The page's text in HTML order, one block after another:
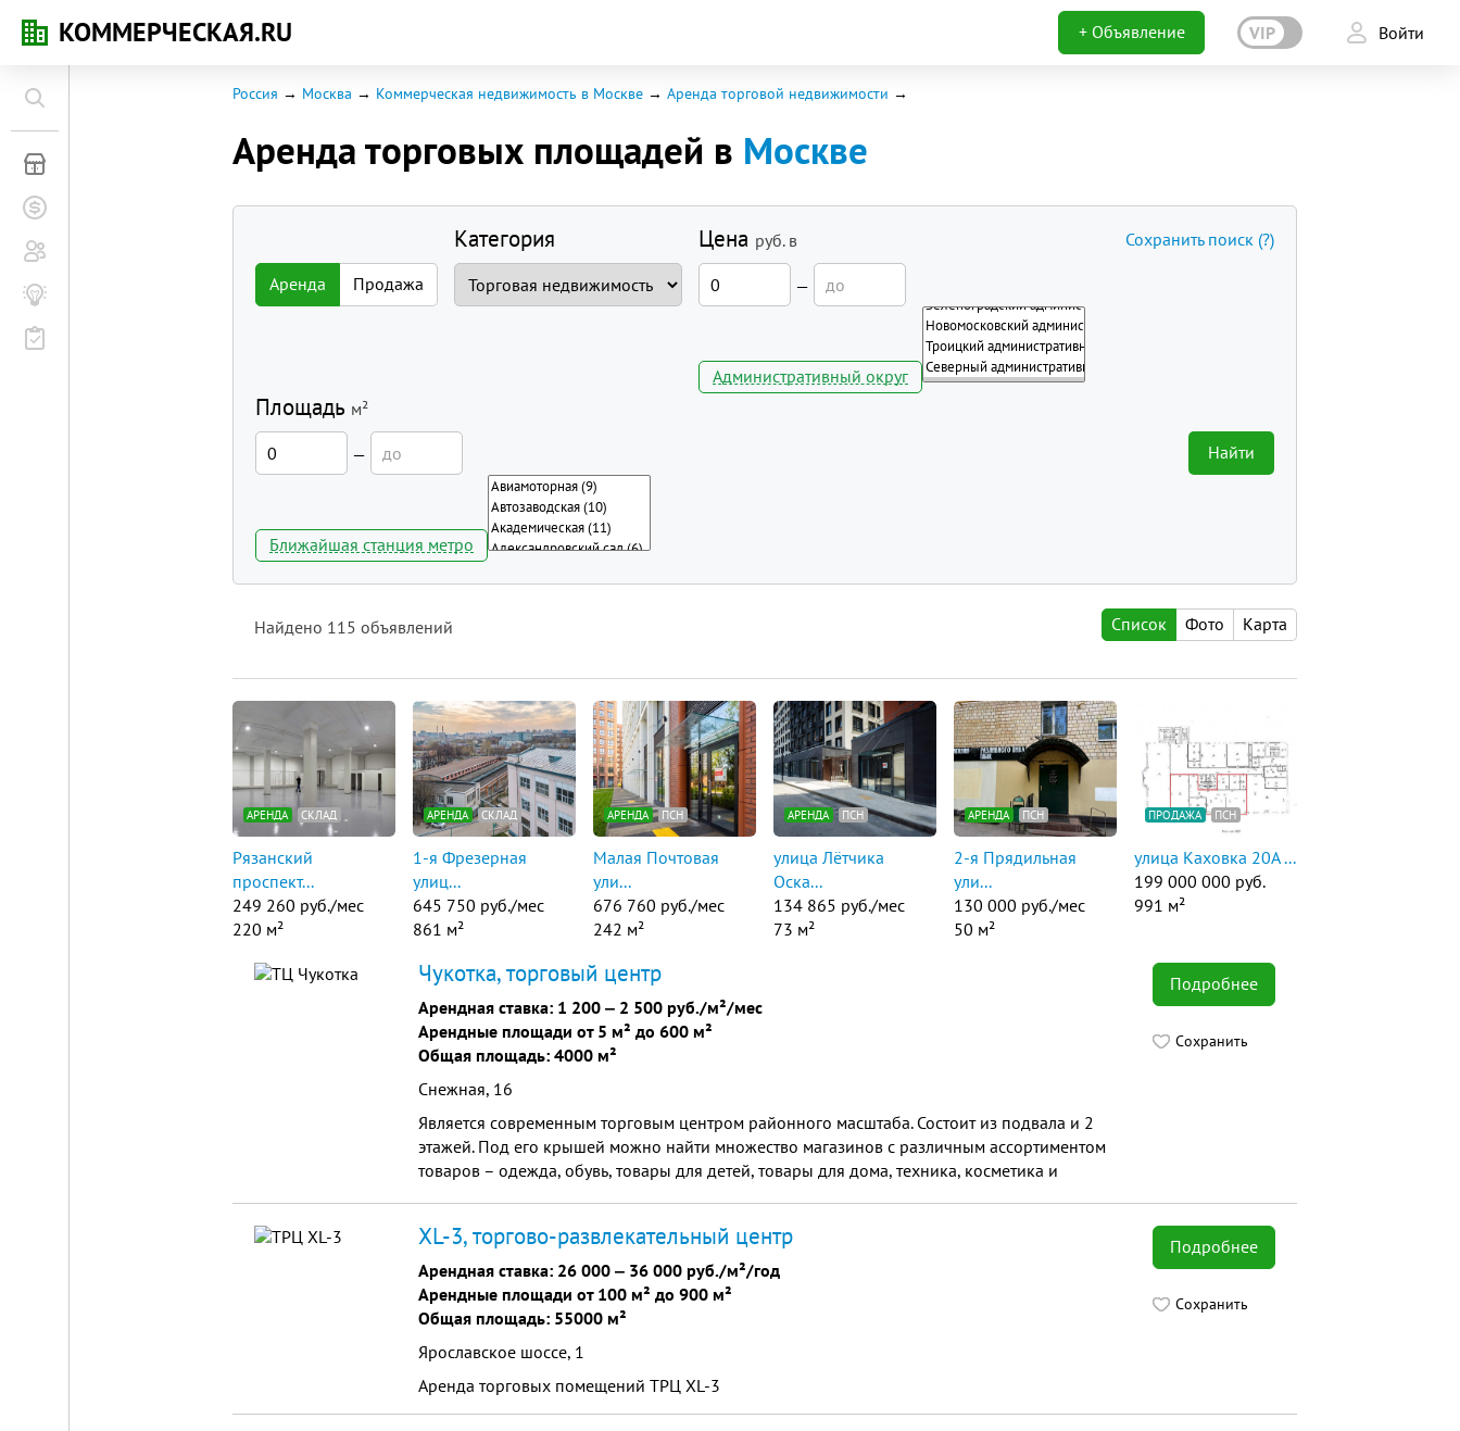
КОММЕРЧЕСКАЯ.RU + Объявление VIP Войти
Коммерческая недвижимость
Россия Москва Коммерческая недвижимость в Москве Аренда торговой недвижимости
Аренда торговых площадей в Москве
Аренда Продажа
Категория Цена руб. в
—
Административный округ
Площадь м²
—
Ближайшая станция метро
Найти
Сохранить поиск (?)
Найдено 115 объявлений Список Фото Карта
АРЕНДА СКЛАД
Рязанский
проспект...
249 260 руб./мес
220 м²
АРЕНДА СКЛАД
1-я Фрезерная
улиц...
645 750 руб./мес
861 м²
АРЕНДА ПСН
Малая Почтовая
ули...
676 760 руб./мес
242 м²
АРЕНДА ПСН
улица Лётчика
Оска...
134 865 руб./мес
73 м²
АРЕНДА ПСН
2-я Прядильная
ули...
130 000 руб./мес
50 м²
ПРОДАЖА ПСН
улица Каховка 20А ...
199 000 000 руб.
991 м²
Подробнее
Сохранить
Чукотка, торговый центр
Арендная ставка: 1 200 ‒ 2 500 руб./м²/мес
Арендные площади от 5 м² до 600 м²
Общая площадь: 4000 м²
Снежная, 16
Является современным торговым центром районного масштаба. Состоит из подвала и 2
этажей. Под его крышей можно найти множество магазинов с различным ассортиментом
товаров – одежда, обувь, товары для детей, товары для дома, техника, косметика и
Подробнее
Сохранить
XL-3, торгово-развлекательный центр
Арендная ставка: 26 000 ‒ 36 000 руб./м²/год
Арендные площади от 100 м² до 900 м²
Общая площадь: 55000 м²
Ярославское шоссе, 1
Аренда торговых помещений ТРЦ XL-3